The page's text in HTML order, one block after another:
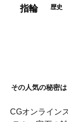
指輪 歴史
その人気の秘密
CGオンライン